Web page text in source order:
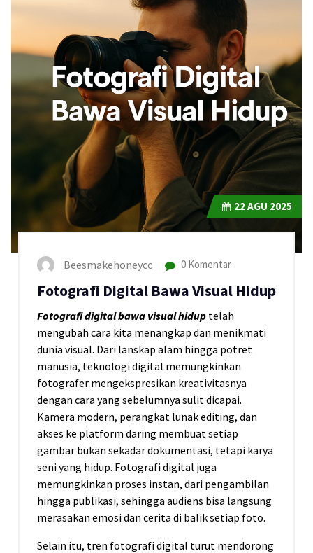
22AGU 2025
Beesmakehoneycc 0 Komentar
Fotografi Digital Bawa Visual Hidup
Fotografidigitalbawa visualhidup telah
mengubah cara kita menangkap dan menikmati
dunia visual. Dari lanskap alam hingga potret
manusia, teknologi digital memungkinkan
fotografer mengekspresikan kreativitasnya
dengan cara yang sebelumnya sulit dicapai.
Kamera modern, perangkat lunak editing, dan
akses ke platform daring membuat setiap
gambar bukan sekadar dokumentasi, tetapi karya
seni yang hidup. Fotografi digital juga
memungkinkan proses instan, dari pengambilan
hingga publikasi, sehingga audiens bisa langsung
merasakan emosi dan cerita di balik setiap foto.
Selain itu, tren fotografi digital turut mendorong